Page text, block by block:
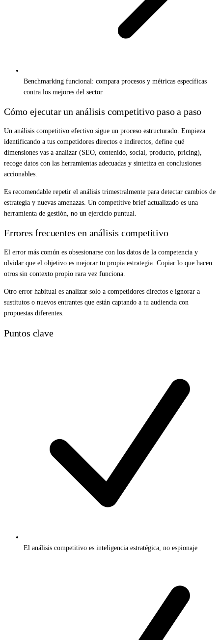
Benchmarking funcional: compara procesos y métricas específicas
contra los mejores del sector
Cómo ejecutar un análisis competitivo paso a paso
Un análisis competitivo efectivo sigue un proceso estructurado. Empieza
identificando a tus competidores directos e indirectos, define qué
dimensiones vas a analizar (SEO, contenido, social, producto, pricing),
recoge datos con las herramientas adecuadas y sintetiza en conclusiones
accionables.
Es recomendable repetir el análisis trimestralmente para detectar cambios de
estrategia y nuevas amenazas. Un competitive brief actualizado es una
herramienta de gestión, no un ejercicio puntual.
Errores frecuentes en análisis competitivo
El error más común es obsesionarse con los datos de la competencia y
olvidar que el objetivo es mejorar tu propia estrategia. Copiar lo que hacen
otros sin contexto propio rara vez funciona.
Otro error habitual es analizar solo a competidores directos e ignorar a
sustitutos o nuevos entrantes que están captando a tu audiencia con
propuestas diferentes.
Puntos clave
El análisis competitivo es inteligencia estratégica, no espionaje